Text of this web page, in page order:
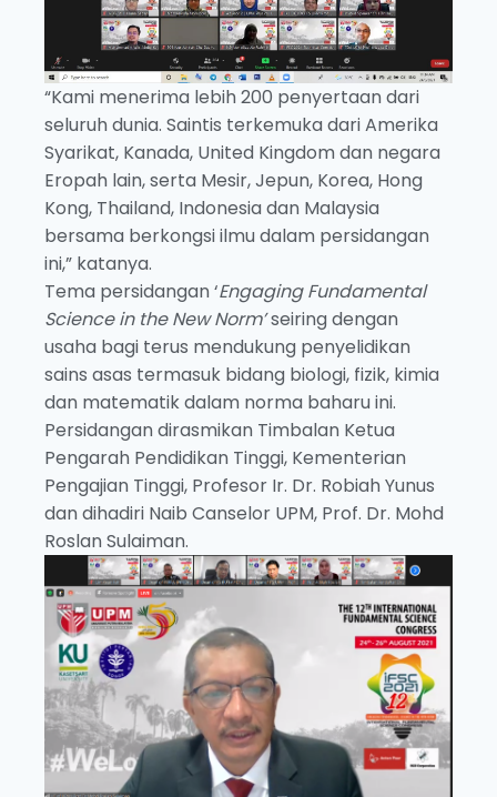
“Kami menerima lebih 200 penyertaan dari
seluruh dunia. Saintis terkemuka dari Amerika
Syarikat, Kanada, United Kingdom dan negara
Eropah lain, serta Mesir, Jepun, Korea, Hong
Kong, Thailand, Indonesia dan Malaysia
bersama berkongsi ilmu dalam persidangan
ini,” katanya.
Tema persidangan ‘Engaging Fundamental
Science in the New Norm’seiring dengan
usaha bagi terus mendukung penyelidikan
sains asas termasuk bidang biologi, fizik, kimia
dan matematik dalam norma baharu ini.
Persidangan dirasmikan Timbalan Ketua
Pengarah Pendidikan Tinggi, Kementerian
Pengajian Tinggi, Profesor Ir. Dr. Robiah Yunus
dan dihadiri Naib Canselor UPM, Prof. Dr. Mohd
Roslan Sulaiman.